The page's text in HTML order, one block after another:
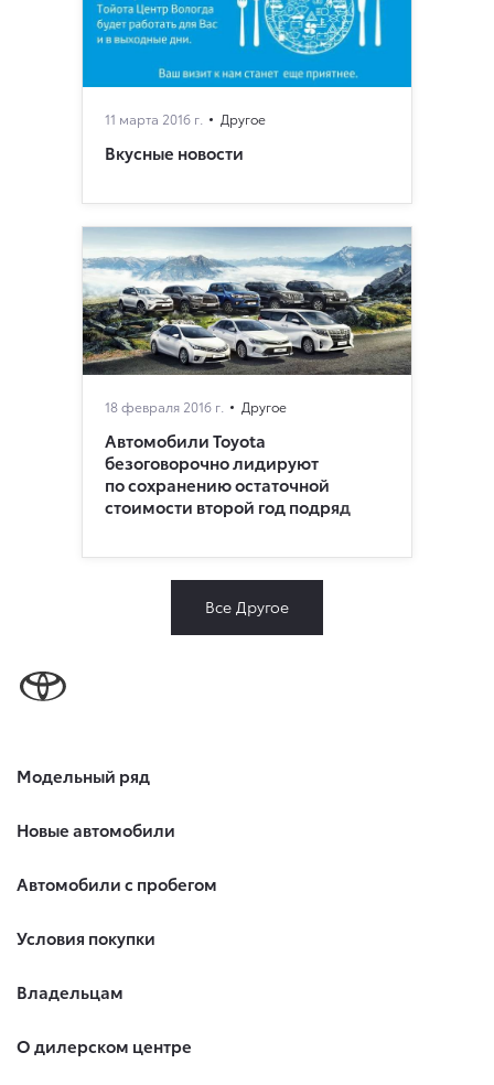
11 марта 2016 г. Другое
Вкусные новости
18 февраля 2016 г. Другое
Автомобили Toyota
безоговорочно лидируют
по сохранению остаточной
стоимости второй год подряд
Все Другое
Модельный ряд
Новые автомобили
Автомобили с пробегом
Условия покупки
Владельцам
О дилерском центре